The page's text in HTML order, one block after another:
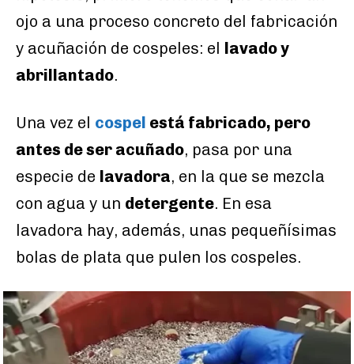
ojo a una proceso concreto del fabricación
y acuñación de cospeles: el lavado y
abrillantado.
Una vez el cospel está fabricado, pero
antes de ser acuñado, pasa por una
especie de lavadora, en la que se mezcla
con agua y un detergente. En esa
lavadora hay, además, unas pequeñísimas
bolas de plata que pulen los cospeles.